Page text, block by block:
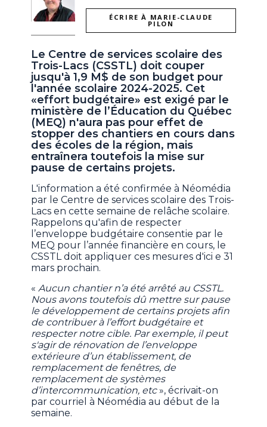
ÉCRIRE À MARIE-CLAUDE
PILON
Le Centre de services scolaire des
Trois-Lacs (CSSTL) doit couper
jusqu'à 1,9 M$ de son budget pour
l'année scolaire 2024-2025. Cet
«effort budgétaire» est exigé par le
ministère de l’Éducation du Québec
(MEQ) n'aura pas pour effet de
stopper des chantiers en cours dans
des écoles de la région, mais
entraînera toutefois la mise sur
pause de certains projets.
L'information a été confirmée à Néomédia
par le Centre de services scolaire des Trois-
Lacs en cette semaine de relâche scolaire.
Rappelons qu'afin de respecter
l’enveloppe budgétaire consentie par le
MEQ pour l’année financière en cours, le
CSSTL doit appliquer ces mesures d'ici e 31
mars prochain.
«Aucun chantier n’a été arrêté au CSSTL.
Nous avons toutefois dû mettre sur pause
le développement de certains projets afin
de contribuer à l’effort budgétaire et
respecter notre cible. Par exemple, il peut
s'agir de rénovation de l’enveloppe
extérieure d’un établissement, de
remplacement de fenêtres, de
remplacement de systèmes
d’intercommunication, etc», écrivait-on
par courriel à Néomédia au début de la
semaine.